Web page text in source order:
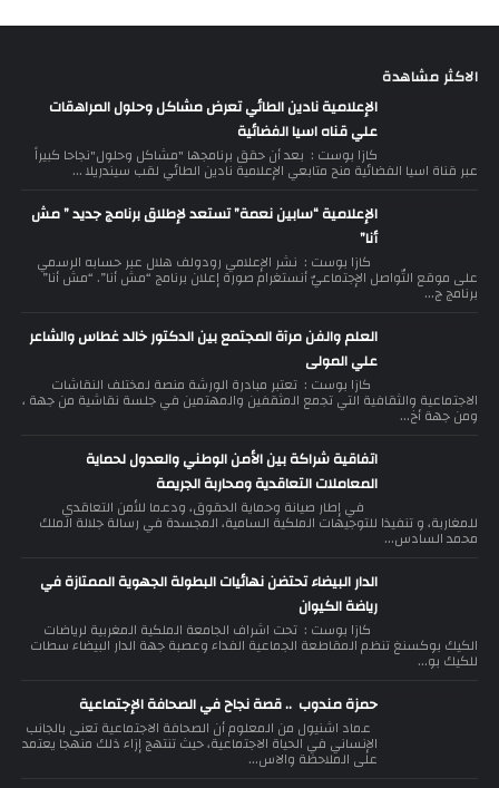
الاكثر مشاهدة
الإعلامية نادين الطائي تعرض مشاكل وحلول المراهقات
علي قناه اسيا الفضائية
كازا بوست : بعد أن حقق برنامجها "مشاكل وحلول"نجاحا كبيراً
عبر قناة اسيا الفضائية منح متابعي الإعلامية نادين الطائي لقب سيندريلا ...
الإعلامية “سابين نعمة” تستعد لإطلاق برنامج جديد ” مش
أنا”
كازا بوست : نشر الإعلامي رودولف هلال عبر حسابه الرسمي
على موقع التّواصل الإجتماعيّ أنستغرام صورة إعلان برنامج “مش أنا”. “مش أنا”
برنامج ج...
العلم والفن مرآة المجتمع بين الدكتور خالد غطاس والشاعر
علي المولى
كازا بوست : تعتبر مبادرة الورشة منصة لمختلف النقاشات
الاجتماعية والثقافية التي تجمع المثقفين والمهتمين في جلسة نقاشية من جهة ،
ومن جهة أخ...
اتفاقية شراكة بين الأمن الوطني والعدول لحماية
المعاملات التعاقدية ومحاربة الجريمة
في إطار صيانة وحماية الحقوق، ودعما للأمن التعاقدي
للمغاربة، و تنفيذا للتوجيهات الملكية السامية، المجسدة في رسالة جلالة الملك
محمد السادس...
الدار البيضاء تحتضن نهائيات البطولة الجهوية الممتازة في
رياضة الكيوان
كازا بوست : تحت اشراف الجامعة الملكية المغربية لرياضات
الكيك بوكسنغ تنظم المقاطعة الجماعية الفداء وعصبة جهة الدار البيضاء سطات
للكيك بو...
حمزة مندوب .. قصة نجاح في الصحافة الإجتماعية
عماد اشنيول من المعلوم أن الصحافة الاجتماعية تعنى بالجانب
الإنساني في الحياة الاجتماعية، حيث تنتهج إزاء ذلك منهجا يعتمد
على الملاحظة والاس...